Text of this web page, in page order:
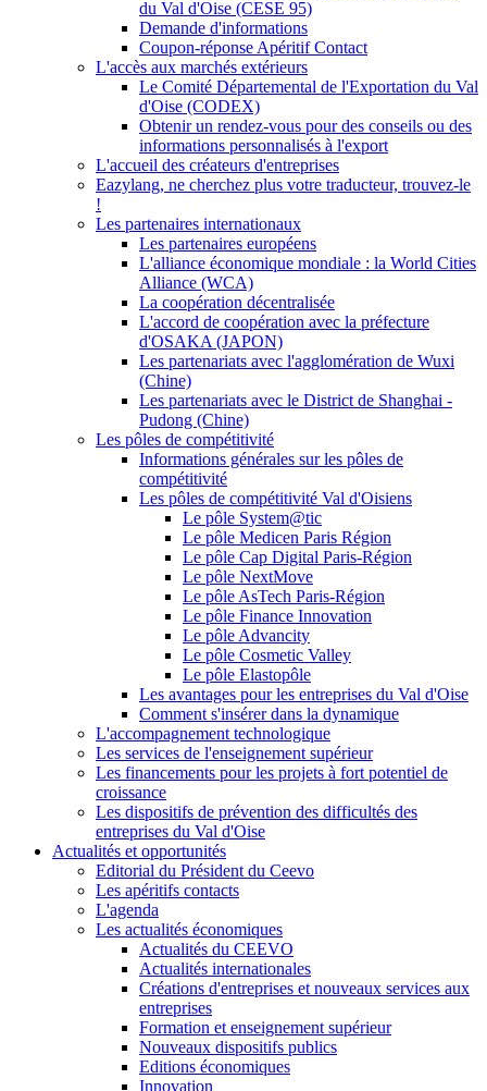
du Val d'Oise (CESE 95)
Demande d'informations
Coupon-réponse Apéritif Contact
L'accès aux marchés extérieurs
Le Comité Départemental de l'Exportation du Val
d'Oise (CODEX)
Obtenir un rendez-vous pour des conseils ou des
informations personnalisés à l'export
L'accueil des créateurs d'entreprises
Eazylang, ne cherchez plus votre traducteur, trouvez-le
!
Les partenaires internationaux
Les partenaires européens
L'alliance économique mondiale : la World Cities
Alliance (WCA)
La coopération décentralisée
L'accord de coopération avec la préfecture
d'OSAKA (JAPON)
Les partenariats avec l'agglomération de Wuxi
(Chine)
Les partenariats avec le District de Shanghai -
Pudong (Chine)
Les pôles de compétitivité
Informations générales sur les pôles de
compétitivité
Les pôles de compétitivité Val d'Oisiens
Le pôle System@tic
Le pôle Medicen Paris Région
Le pôle Cap Digital Paris-Région
Le pôle NextMove
Le pôle AsTech Paris-Région
Le pôle Finance Innovation
Le pôle Advancity
Le pôle Cosmetic Valley
Le pôle Elastopôle
Les avantages pour les entreprises du Val d'Oise
Comment s'insérer dans la dynamique
L'accompagnement technologique
Les services de l'enseignement supérieur
Les financements pour les projets à fort potentiel de
croissance
Les dispositifs de prévention des difficultés des
entreprises du Val d'Oise
Actualités et opportunités
Editorial du Président du Ceevo
Les apéritifs contacts
L'agenda
Les actualités économiques
Actualités du CEEVO
Actualités internationales
Créations d'entreprises et nouveaux services aux
entreprises
Formation et enseignement supérieur
Nouveaux dispositifs publics
Editions économiques
Innovation